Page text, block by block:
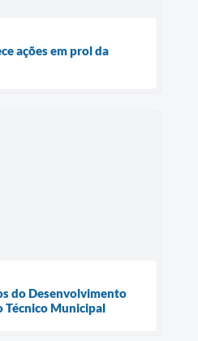
ações em prol da
do Desenvolvimento
Técnico Municipal